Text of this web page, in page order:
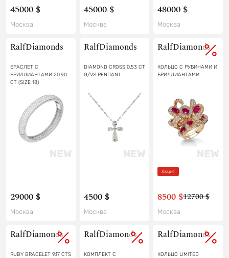
45000 $
Москва
45000 $
Москва
48000 $
Москва
RalfDiamonds
БРАСЛЕТ С
БРИЛЛИАНТАМИ 20.90
CT (SIZE 18)
29000 $
Москва
RalfDiamonds
DIAMOND CROSS 0.53 CT
G/VS PENDANT
4500 $
Москва
RalfDiamonds
КОЛЬЦО С РУБИНАМИ И
БРИЛЛИАНТАМИ
Акция
8500 $12700 $
Москва
RalfDiamonds
RUBY BRACELET 9.17 CTS
RalfDiamonds
КОМПЛЕКТ С
RalfDiamonds
КОЛЬЦО LIMITED